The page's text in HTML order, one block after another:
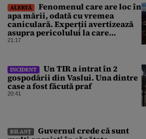
ALERTĂ
Fenomenul care are loc în
apa mării, odată cu vremea
caniculară. Experții avertizează
asupra pericolului la care
oamenii pot fi expuși
21:17
INCIDENT
Un TIR a intrat în 2
gospodării din Vaslui. Una dintre
case a fost făcută praf
20:41
BILANȚ
Guvernul crede că sunt